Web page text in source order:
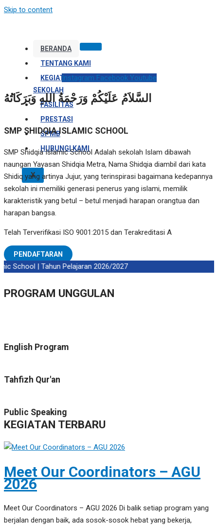
Skip to content
BERANDA
TENTANG KAMI
KEGIATAN
SEKOLAH
FASILITAS
PRESTASI
SPMB
HUBUNGI KAMI
X
Instagram Facebook Youtube
السَّلاَمُ عَلَيْكُمْ وَرَحْمَةُ اللهِ وَبَرَكَاتُهُ
SMP SHIDQIA ISLAMIC SCHOOL
SMP Shidqia Islamic School Adalah sekolah Islam dibawah
naungan Yayasan Shidqia Metra, Nama Shidqia diambil dari kata
Shidiq yang artinya Jujur, yang terinspirasi bagaimana kedepannya
sekolah ini memiliki generasi penerus yang islami, memilik
karakteristik yang betul – betul menjadi harapan orangtua dan
harapan bangsa.
Telah Terverifikasi ISO 9001:2015 dan Terakreditasi A
PENDAFTARAN
School | Tahun Pelajaran 2026/2027
PROGRAM UNGGULAN
English Program
Tahfizh Qur'an
Public Speaking
KEGIATAN TERBARU
Meet Our Coordinators – AGU
2026
Meet Our Coordinators – AGU 2026 Di balik setiap program yang
berjalan dengan baik, ada sosok-sosok hebat yang bekerja,